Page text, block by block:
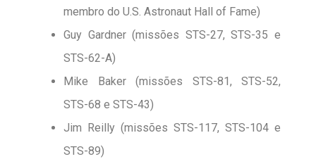
membro do U.S. Astronaut Hall of Fame)
Guy Gardner (missões STS-27, STS-35 e
STS-62-A)
Mike Baker (missões STS-81, STS-52,
STS-68 e STS-43)
Jim Reilly (missões STS-117, STS-104 e
STS-89)